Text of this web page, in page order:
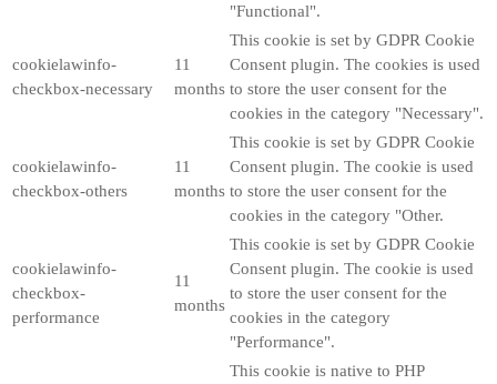
"Functional".
cookielawinfo-
checkbox-necessary
11
months
This cookie is set by GDPR Cookie
Consent plugin. The cookies is used
to store the user consent for the
cookies in the category "Necessary".
cookielawinfo-
checkbox-others
11
months
This cookie is set by GDPR Cookie
Consent plugin. The cookie is used
to store the user consent for the
cookies in the category "Other.
cookielawinfo-
checkbox-
performance
11
months
This cookie is set by GDPR Cookie
Consent plugin. The cookie is used
to store the user consent for the
cookies in the category
"Performance".
This cookie is native to PHP